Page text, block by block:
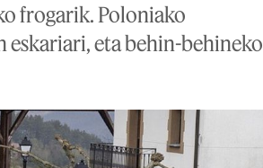
frogarik. Poloniako
eskariari, eta behin-behineko